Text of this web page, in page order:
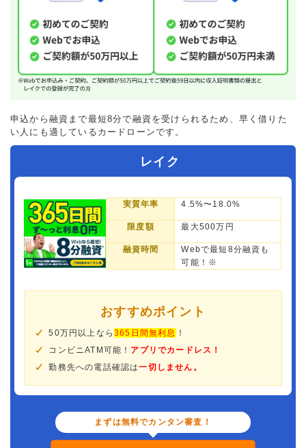
申込から融資まで最短8分で融資を受けられるため、早く借りた
い人にも適しているカードローンです。
レイク
実質年率 4.5%〜18.0%
限度額 最大500万円
融資時間
Webで最短8分融資も
可能！※
おすすめポイント
50万円以上なら365日間無利息 ！
コンビニATM可能！ アプリでカードレス！
勤務先への電話確認は一切しません。
まずは無料でカンタン審査！